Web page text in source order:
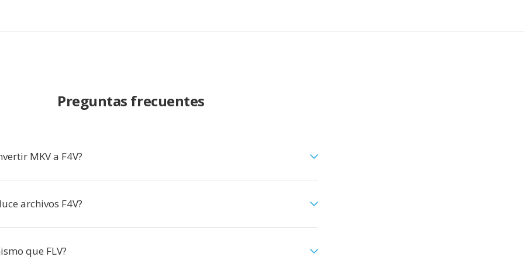
Preguntas frecuentes
MKV a F4V?
archivos F4V?
que FLV?